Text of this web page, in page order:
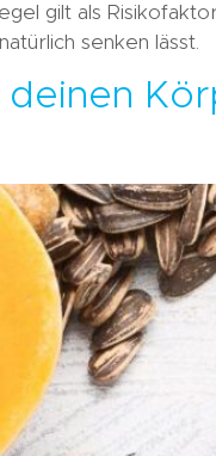
gilt als
senken lässt.
deinen